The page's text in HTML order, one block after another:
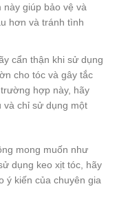
giúp bảo vệ và
hơn và tránh tình
cẩn thận khi sử dụng
cho tóc và gây tắc
hợp này, hãy
và chỉ sử dụng một
mong muốn như
dụng keo xịt tóc, hãy
ý kiến của chuyên gia